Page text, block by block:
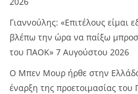
Γιαννούλης: «Επιτέλους είμαι
βλέπω την ώρα να παίξω
του ΠΑΟΚ» 7 Αυγούστου 2026
O Mπεν Μουρ ήρθε στην
έναρξη της προετοιμασίας